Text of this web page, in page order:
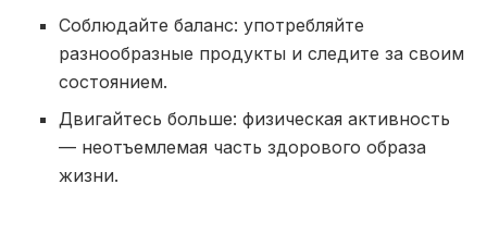
Соблюдайте баланс: употребляйте
разнообразные продукты и следите за своим
состоянием.
Двигайтесь больше: физическая активность
— неотъемлемая часть здорового образа
жизни.